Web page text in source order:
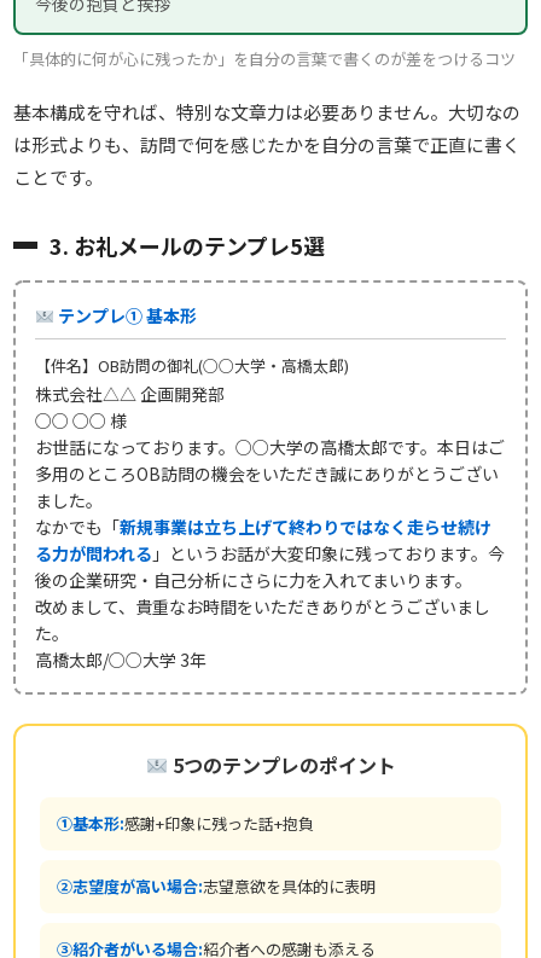
「具体的に何が心に残ったか」を自分の言葉で書くのが差をつけるコツ
基本構成を守れば、特別な文章力は必要ありません。大切なの
は形式よりも、訪問で何を感じたかを自分の言葉で正直に書く
ことです。
3. お礼メールのテンプレ5選
テンプレ① 基本形
【件名】OB訪問の御礼(○○大学・高橋太郎)
株式会社△△ 企画開発部
○○ ○○ 様
お世話になっております。○○大学の高橋太郎です。本日はご
多用のところOB訪問の機会をいただき誠にありがとうござい
ました。
なかでも「新規事業は立ち上げて終わりではなく走らせ続け
る力が問われる 」というお話が大変印象に残っております。今
後の企業研究・自己分析にさらに力を入れてまいります。
改めまして、貴重なお時間をいただきありがとうございまし
た。
高橋太郎/○○大学 3年
5つのテンプレのポイント
①基本形:感謝+印象に残った話+抱負
②志望度が高い場合:志望意欲を具体的に表明
③紹介者がいる場合:紹介者への感謝も添える